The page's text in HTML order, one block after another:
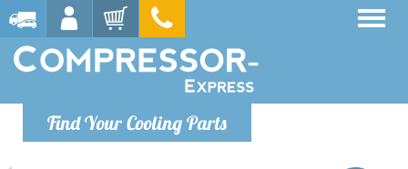
Find Your Cooling Parts